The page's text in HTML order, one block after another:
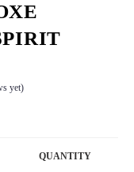
yet)
QUANTITY